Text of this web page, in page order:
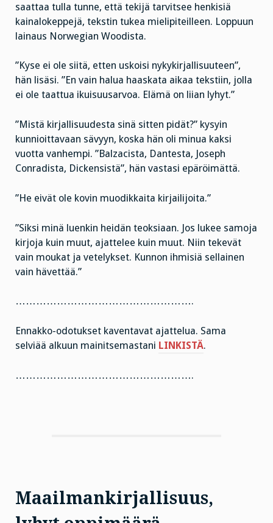
saattaa tulla tunne, että tekijä tarvitsee henkisiä
kainalokeppejä, tekstin tukea mielipiteilleen. Loppuun
lainaus Norwegian Woodista.
”Kyse ei ole siitä, etten uskoisi nykykirjallisuuteen”,
hän lisäsi. ”En vain halua haaskata aikaa tekstiin, jolla
ei ole taattua ikuisuusarvoa. Elämä on liian lyhyt.”
”Mistä kirjallisuudesta sinä sitten pidät?” kysyin
kunnioittavaan sävyyn, koska hän oli minua kaksi
vuotta vanhempi. ”Balzacista, Dantesta, Joseph
Conradista, Dickensistä”, hän vastasi epäröimättä.
”He eivät ole kovin muodikkaita kirjailijoita.”
”Siksi minä luenkin heidän teoksiaan. Jos lukee samoja
kirjoja kuin muut, ajattelee kuin muut. Niin tekevät
vain moukat ja vetelykset. Kunnon ihmisiä sellainen
vain hävettää.”
…………………………………………….
Ennakko-odotukset kaventavat ajattelua. Sama
selviää alkuun mainitsemastani LINKISTÄ.
…………………………………………….
Maailmankirjallisuus,